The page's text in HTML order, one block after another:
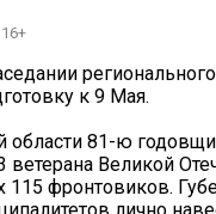
к 9 Мая.
области 81-ю
ветерана Великой
115 фронтовиков.